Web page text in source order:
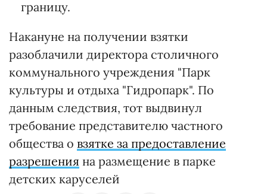
границу.
Накануне на получении взятки
разоблачили директора столичного
коммунального учреждения "Парк
культуры и отдыха "Гидропарк". По
данным следствия, тот выдвинул
требование представителю частного
общества о взятке за предоставление
разрешения на размещение в парке
детских каруселей